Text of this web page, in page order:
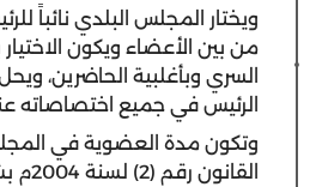
ويختار المجلس البلدي نائباً
من بين الأعضاء ويكون الاختيار
السري وبأغلبية الحاضرين،
الرئيس في جميع اختصاصاته
وتكون مدة العضوية في